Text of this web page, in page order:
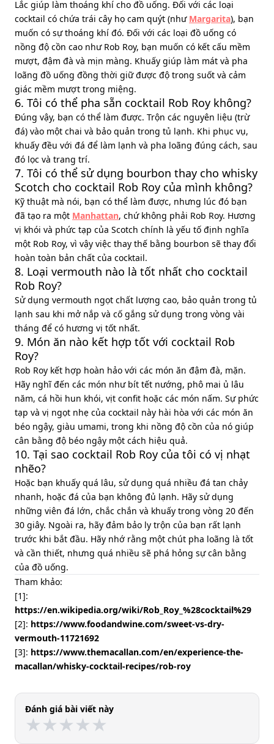
Lắc giúp làm thoáng khí cho đồ uống. Đối với các loại
cocktail có chứa trái cây họ cam quýt (như Margarita), bạn
muốn có sự thoáng khí đó. Đối với các loại đồ uống có
nồng độ cồn cao như Rob Roy, bạn muốn có kết cấu mềm
mượt, đậm đà và mịn màng. Khuấy giúp làm mát và pha
loãng đồ uống đồng thời giữ được độ trong suốt và cảm
giác mềm mượt trong miệng.
6. Tôi có thể pha sẵn cocktail Rob Roy không?
Đúng vậy, bạn có thể làm được. Trộn các nguyên liệu (trừ
đá) vào một chai và bảo quản trong tủ lạnh. Khi phục vụ,
khuấy đều với đá để làm lạnh và pha loãng đúng cách, sau
đó lọc và trang trí.
7. Tôi có thể sử dụng bourbon thay cho whisky
Scotch cho cocktail Rob Roy của mình không?
Kỹ thuật mà nói, bạn có thể làm được, nhưng lúc đó bạn
đã tạo ra một Manhattan, chứ không phải Rob Roy. Hương
vị khói và phức tạp của Scotch chính là yếu tố định nghĩa
một Rob Roy, vì vậy việc thay thế bằng bourbon sẽ thay đổi
hoàn toàn bản chất của cocktail.
8. Loại vermouth nào là tốt nhất cho cocktail
Rob Roy?
Sử dụng vermouth ngọt chất lượng cao, bảo quản trong tủ
lạnh sau khi mở nắp và cố gắng sử dụng trong vòng vài
tháng để có hương vị tốt nhất.
9. Món ăn nào kết hợp tốt với cocktail Rob
Roy?
Rob Roy kết hợp hoàn hảo với các món ăn đậm đà, mặn.
Hãy nghĩ đến các món như bít tết nướng, phô mai ủ lâu
năm, cá hồi hun khói, vịt confit hoặc các món nấm. Sự phức
tạp và vị ngọt nhẹ của cocktail này hài hòa với các món ăn
béo ngậy, giàu umami, trong khi nồng độ cồn của nó giúp
cân bằng độ béo ngậy một cách hiệu quả.
10. Tại sao cocktail Rob Roy của tôi có vị nhạt
nhẽo?
Hoặc bạn khuấy quá lâu, sử dụng quá nhiều đá tan chảy
nhanh, hoặc đá của bạn không đủ lạnh. Hãy sử dụng
những viên đá lớn, chắc chắn và khuấy trong vòng 20 đến
30 giây. Ngoài ra, hãy đảm bảo ly trộn của bạn rất lạnh
trước khi bắt đầu. Hãy nhớ rằng một chút pha loãng là tốt
và cần thiết, nhưng quá nhiều sẽ phá hỏng sự cân bằng
của đồ uống.
Tham khảo:
[1]:
https://en.wikipedia.org/wiki/Rob_Roy_%28cocktail%29
[2]: https://www.foodandwine.com/sweet-vs-dry-
vermouth-11721692
[3]: https://www.themacallan.com/en/experience-the-
macallan/whisky-cocktail-recipes/rob-roy
Đánh giá bài viết này
★
★★
★★
★★
★★
★